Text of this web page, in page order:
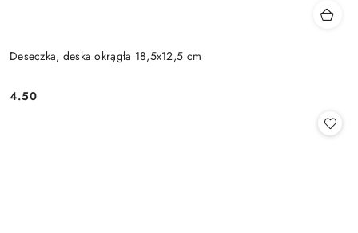
Deseczka, deska okrągła 18,5x12,5 cm
Cena:
4.50